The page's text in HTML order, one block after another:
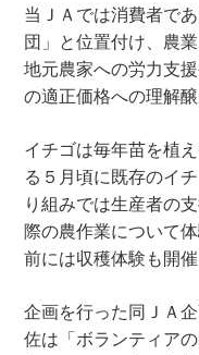
当ＪＡでは消費者で
団」と位置付け、農
地元農家への労力支
の適正価格への理解
イチゴは毎年苗を植
る５月頃に既存のイ
り組みでは生産者の
際の農作業について
前には収穫体験も開催
企画を行った同ＪＡ
佐は「ボランティア